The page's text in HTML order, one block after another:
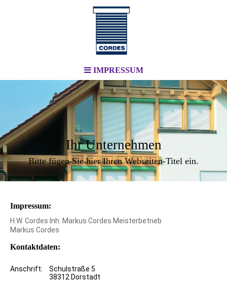
IMPRESSUM
Ihr Unternehmen
Bitte fügen Sie hier Ihren Webseiten-Titel ein.
Impressum:
H.W. Cordes Inh. Markus Cordes Meisterbetrieb
Markus Cordes
Kontaktdaten:
Anschrift:
Schulstraße 5
38312 Dorstadt